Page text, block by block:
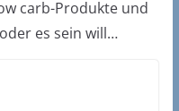
carb-Produkte und
es sein will…